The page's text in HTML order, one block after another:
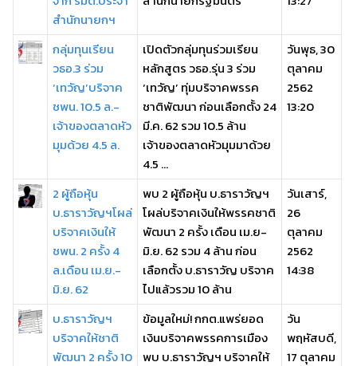
สำนักนายกฯ
กลุ่มทุนเรียน
วธอ.3 ร่วม
‘เทวัญ’บริจาค
ชพน. 10.5 ล.-
เจ้าของตลาดหัว
มุมด้วย 4.5 ล.
เปิดตัวกลุ่มทุนร่วมเรียน
หลักสูตร วธอ.รุ่น 3 ร่วม
‘เทวัญ’ ทุ่มบริจาคพรรค
ชาติพัฒนา ก่อนเลือกตั้ง 24
มี.ค. 62 รวม 10.5 ล้าน
เจ้าของตลาดหัวมุมมาด้วย
4.5 ...
วันพุธ, 30
ตุลาคม
2562
13:20
2 ผู้ถือหุ้น
บ.ธาราวัญฯโผล่
บริจาคเงินให้
ชพน. 2 ครั้ง 4
ล.เดือน เม.ย.-
มิ.ย. 62
พบ 2 ผู้ถือหุ้น บ.ธาราวัญฯ
โผล่บริจาคเงินให้พรรคชาติ
พัฒนา 2 ครั้ง เดือน เม.ย-
มิ.ย. 62 รวม 4 ล้าน ก่อน
เลือกตั้ง บ.ธาราวัญ บริจาค
ไปแล้วรวม 10 ล้าน
วันเสาร์,
26
ตุลาคม
2562
14:38
บ.ธาราวัญฯ
บริจาคให้ชาติ
พัฒนา 2 ครั้ง 10
ข้อมูลใหม่! กกต.แพร่ยอด
เงินบริจาคพรรคการเมือง
พบ บ.ธาราวัญฯ บริจาคให้
วัน
พฤหัสบดี,
17 ตุลาคม